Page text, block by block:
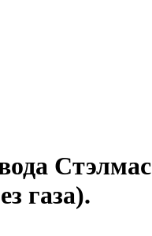
Стэлмас
газа).